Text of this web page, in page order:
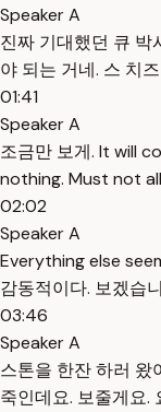
Speaker A
진짜 기대했던 큐 박
야 되는 거네. 스 치
01:41
Speaker A
조금만 보게. It will
nothing. Must not
02:02
Speaker A
Everything else
감동적이다. 보겠습
03:46
Speaker A
스톤을 한잔 하러 왔
죽인데요. 보줄게요.